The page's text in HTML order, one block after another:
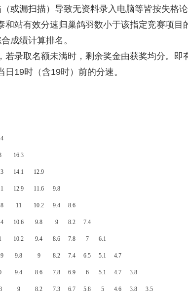
或漏扫描）导致无资料录入电脑等皆按失格论
和站有效分速归巢鸽羽数小于该指定竞赛项目
成绩计算排名。
若录取名额未满时，剩余奖金由获奖均分。即
19时（含19时）前的分速。
16.3
14.1 12.9
12.9 11.6 9.8
11 10.2 9.4 8.6
10.6 9.8 9 8.2 7.4
10.2 9.4 8.6 7.8 7 6.1
9.8 9 8.2 7.4 6.5 5.1 4.7
9.4 8.6 7.8 6.9 6 5.1 4.7 3.8
9 8.2 7.3 6.7 5.8 5 4.6 3.8 3.5